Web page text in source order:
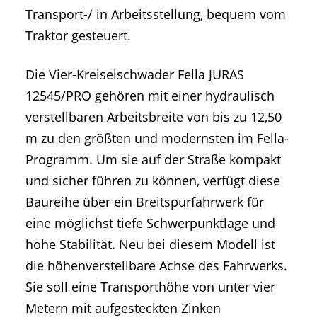
Transport-/ in Arbeitsstellung, bequem vom
Traktor gesteuert.
Die Vier-Kreiselschwader Fella JURAS
12545/PRO gehören mit einer hydraulisch
verstellbaren Arbeitsbreite von bis zu 12,50
m zu den größten und modernsten im Fella-
Programm. Um sie auf der Straße kompakt
und sicher führen zu können, verfügt diese
Baureihe über ein Breitspurfahrwerk für
eine möglichst tiefe Schwerpunktlage und
hohe Stabilität. Neu bei diesem Modell ist
die höhenverstellbare Achse des Fahrwerks.
Sie soll eine Transporthöhe von unter vier
Metern mit aufgesteckten Zinken